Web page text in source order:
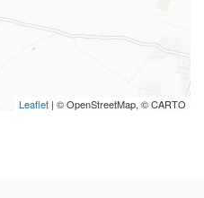
Leaflet | © OpenStreetMap, © CARTO